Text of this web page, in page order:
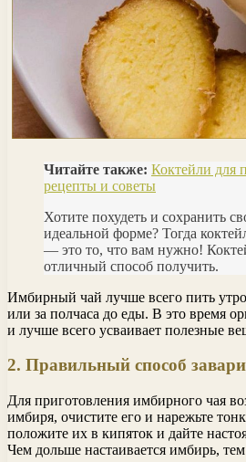
Читайте также: Коктейли для
рецепты и советы
Хотите похудеть и сохранить
идеальной форме? Тогда
— это то, что вам нужно!
отличный способ получить.
Имбирный чай лучше всего пить
или за полчаса до еды. В это время
и лучше всего усваивает полезные
2. Правильный способ
Для приготовления имбирного чая
имбиря, очистите его и нарежьте
положите их в кипяток и дайте
Чем дольше настаивается имбирь,